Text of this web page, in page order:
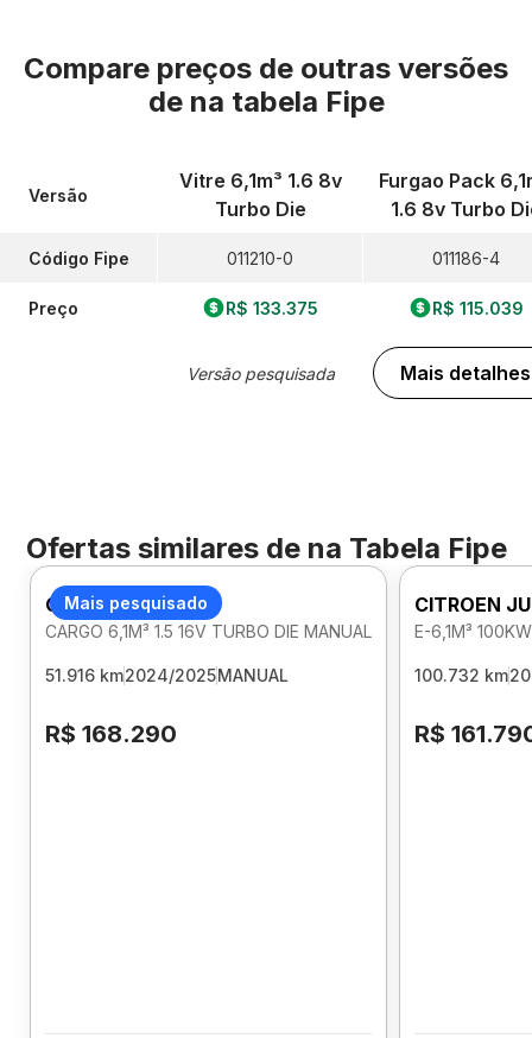
Compare preços de outras versões
de na tabela Fipe
Versão
Código Fipe
Preço
Vitre 6,1m³ 1.6 8v
Turbo Die
011210-0
R$ 133.375
Versão pesquisada
Furgao Pack
1.6 8v Turbo
011186-4
R$ 115.039
Mais detalhes
Ofertas similares de na Tabela Fipe
Mais pesquisado
CITROEN JUMPY
CARGO 6,1M³ 1.5 16V TURBO DIE MANUAL
51.916 km2024/2025MANUAL
R$ 168.290
CITROEN
E-6,1M³
100.732 km
R$